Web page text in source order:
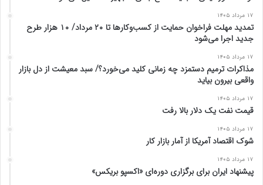
۱۷ مرداد ۱۴۰۵
تمدید مهلت فراخوان حمایت از کسب‌وکارها تا ۲۰ مرداد/ ۱۰ هزار طرح
جدید اجرا می‌شود
۱۷ مرداد ۱۴۰۵
مذاکرات ترمیم دستمزد چه زمانی کلید می‌خورد؟/ سبد معیشت از دل بازار
واقعی بیرون بیاید
۱۷ مرداد ۱۴۰۵
قیمت نفت یک دلار بالا رفت
۱۷ مرداد ۱۴۰۵
شوک اقتصاد آمریکا از آمار بازار کار
۱۷ مرداد ۱۴۰۵
پیشنهاد ایران برای برگزاری دوره‌ای «اکسپو بریکس»